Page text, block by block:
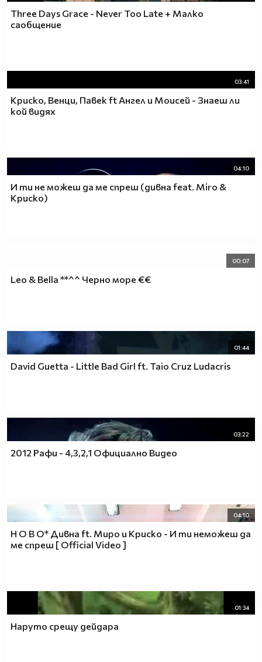
Three Days Grace - Never Too Late + Малко
саобщение
03:41
Криско, Венци, Павек ft Ангел и Моисей - Знаеш ли
кой видях
04:10
И ти не можеш да ме спреш (дивна feat. Miro &
Криско)
00:07
Leo & Bella **^^ Черно море €€
01:44
David Guetta - Little Bad Girl ft. Taio Cruz Ludacris
03:22
2012 Рафи - 4,3,2,1 Официално Видео
04:10
Н О В О* Дивна ft. Миро и Криско - И ти неможеш да
ме спреш [ Official Video ]
01:34
Наруто срещу дейдара